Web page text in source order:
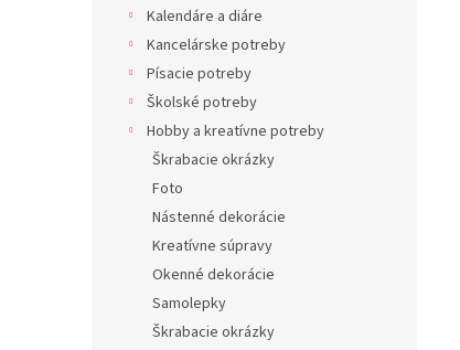
Kalendáre a diáre
Kancelárske potreby
Písacie potreby
Školské potreby
Hobby a kreatívne potreby
Škrabacie okrázky
Foto
Nástenné dekorácie
Kreatívne súpravy
Okenné dekorácie
Samolepky
Škrabacie okrázky